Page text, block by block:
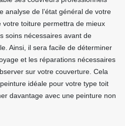
analyse de l’état général de votre
votre toiture permettra de mieux
soins nécessaires avant de
Ainsi, il sera facile de déterminer
et les réparations nécessaires
sur votre couverture. Cela
idéale pour votre type toit
davantage avec une peinture non